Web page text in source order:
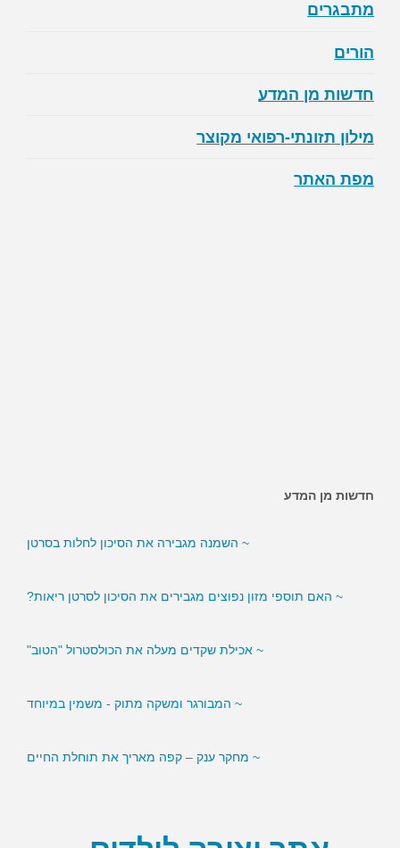
מתבגרים
הורים
חדשות מן המדע
מילון תזונתי-רפואי מקוצר
מפת האתר
חדשות מן המדע
~ השמנה מגבירה את הסיכון לחלות בסרטן
~ האם תוספי מזון נפוצים מגבירים את הסיכון לסרטן ריאות?
~ אכילת שקדים מעלה את הכולסטרול "הטוב"
~ המבורגר ומשקה מתוק - משמין במיוחד
~ מחקר ענק – קפה מאריך את תוחלת החיים